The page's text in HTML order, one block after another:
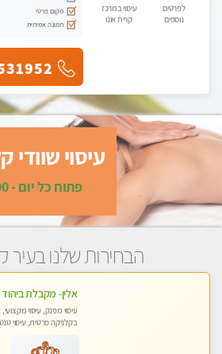
לפרטים
נוספים
עיסוי במרכז
קרית אונו
מקום פרטי
תמונה אמיתית
עיסוי
פתוח כל יום - 10:00 עד 17:00
הבחירות שלנו בעיר
עיסוי מפנק, עיסוי מקצועי,
בקלניקה פרטית, עיסוי